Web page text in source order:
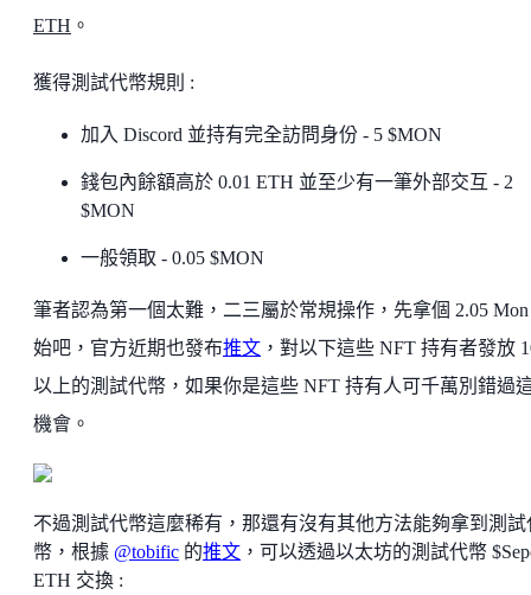
ETH 。
獲得測試代幣規則 :
加入 Discord 並持有完全訪問身份 - 5 $MON
錢包內餘額高於 0.01 ETH 並至少有一筆外部交互 - 2
$MON
一般領取 - 0.05 $MON
筆者認為第一個太難，二三屬於常規操作，先拿個 2.05
始吧，官方近期也發布推文 ，對以下這些 NFT 持有者發放
以上的測試代幣，如果你是這些 NFT 持有人可千萬別錯過
機會。
不過測試代幣這麼稀有，那還有沒有其他方法能夠拿到測試
幣，根據 @tobific 的推文 ，可以透過以太坊的測試代幣
ETH 交換 :